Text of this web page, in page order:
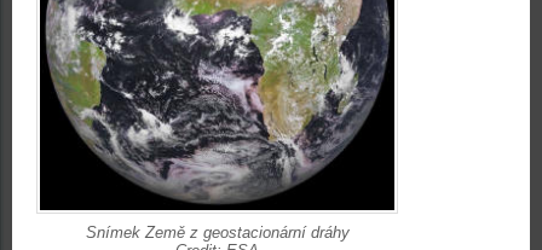
Snímek Země z geostacionární dráhy